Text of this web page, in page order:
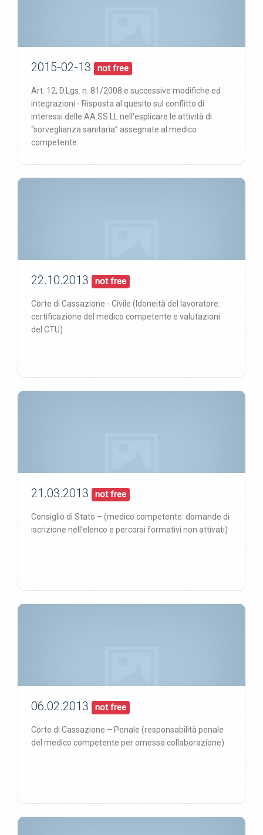
pubblicata:13/02/15
2015-02-13 not free
Art. 12, D.Lgs. n. 81/2008 e successive modifiche ed
integrazioni - Risposta al quesito sul conflitto di
interessi delle AA.SS.LL nell'esplicare le attività di
“sorveglianza sanitaria” assegnate al medico
competente.
pubblicata: 22/10/13
22.10.2013 not free
Corte di Cassazione - Civile (Idoneità del lavoratore:
certificazione del medico competente e valutazioni
del CTU)
pubblicata: 21/03/13
21.03.2013 not free
Consiglio di Stato – (medico competente: domande di
iscrizione nell'elenco e percorsi formativi non attivati)
pubblicata: 06/02/13
06.02.2013 not free
Corte di Cassazione – Penale (responsabilità penale
del medico competente per omessa collaborazione)